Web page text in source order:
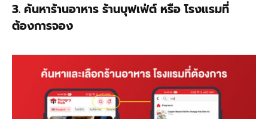
3. ค้นหาร้านอาหาร ร้านบุฟเฟ่ต์ หรือ โรงแรมที่
ต้องการจอง